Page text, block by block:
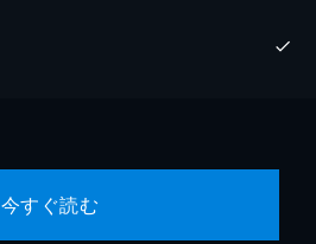
今すぐ読む